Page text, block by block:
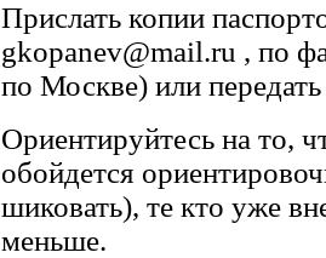
Прислать копии
gkopanev@mail.ru , по
по Москве) или
Ориентируйтесь на то,
обойдется
шиковать), те кто уже
меньше.